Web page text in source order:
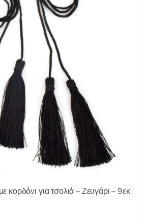
κορδόνι για τσολιά – Ζευγάρι – 9εκ